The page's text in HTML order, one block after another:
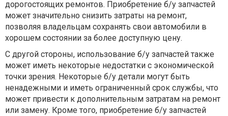
дорогостоящих ремонтов. Приобретение б/у запчастей
может значительно снизить затраты на ремонт,
позволяя владельцам сохранять свои автомобили в
хорошем состоянии за более доступную цену.
С другой стороны, использование б/у запчастей также
может иметь некоторые недостатки с экономической
точки зрения. Некоторые б/у детали могут быть
ненадежными и иметь ограниченный срок службы, что
может привести к дополнительным затратам на ремонт
или замену. Кроме того, приобретение б/у запчастей